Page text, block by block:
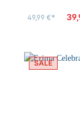
49,99 €*
SALE